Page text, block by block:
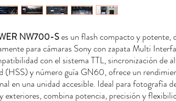
NW700-Ses un flash compacto y potente,
para cámaras Sony con zapata Multi
con el sistema TTL, sincronización de
(HSS) y número guía GN60, ofrece un
en una unidad accesible. Ideal para fotografía
exteriores, combina potencia, precisión y